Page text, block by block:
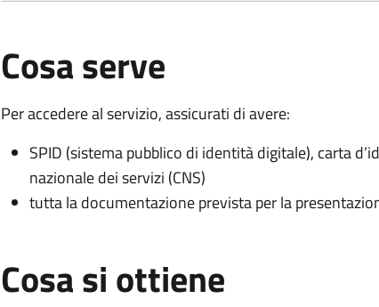
Cosa serve
Per accedere al servizio, assicurati di avere:
SPID (sistema pubblico di identità digitale), carta
nazionale dei servizi (CNS)
tutta la documentazione prevista per la
Cosa si ottiene